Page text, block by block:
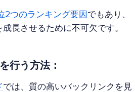
2つのランキング要因 でもあり、
長させるために不可欠です。
行う方法：
では、質の高いバックリンクを見